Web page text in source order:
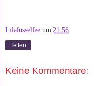
Lilafusselfee um 21:56
Teilen
Keine Kommentare: